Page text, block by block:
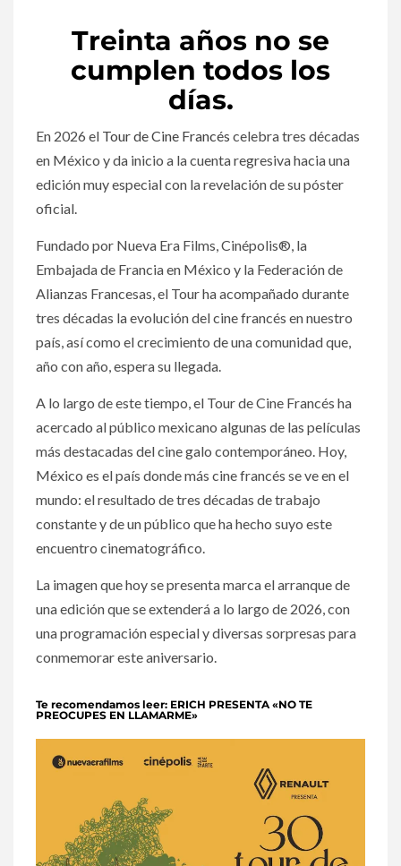
Treinta años no se
cumplen todos los
días.
En 2026 el Tour de Cine Francés celebra tres décadas
en México y da inicio a la cuenta regresiva hacia una
edición muy especial con la revelación de su póster
oficial.
Fundado por Nueva Era Films, Cinépolis®, la
Embajada de Francia en México y la Federación de
Alianzas Francesas, el Tour ha acompañado durante
tres décadas la evolución del cine francés en nuestro
país, así como el crecimiento de una comunidad que,
año con año, espera su llegada.
A lo largo de este tiempo, el Tour de Cine Francés ha
acercado al público mexicano algunas de las películas
más destacadas del cine galo contemporáneo. Hoy,
México es el país donde más cine francés se ve en el
mundo: el resultado de tres décadas de trabajo
constante y de un público que ha hecho suyo este
encuentro cinematográfico.
La imagen que hoy se presenta marca el arranque de
una edición que se extenderá a lo largo de 2026, con
una programación especial y diversas sorpresas para
conmemorar este aniversario.
Te recomendamos leer: ERICH PRESENTA «NO TE
PREOCUPES EN LLAMARME»